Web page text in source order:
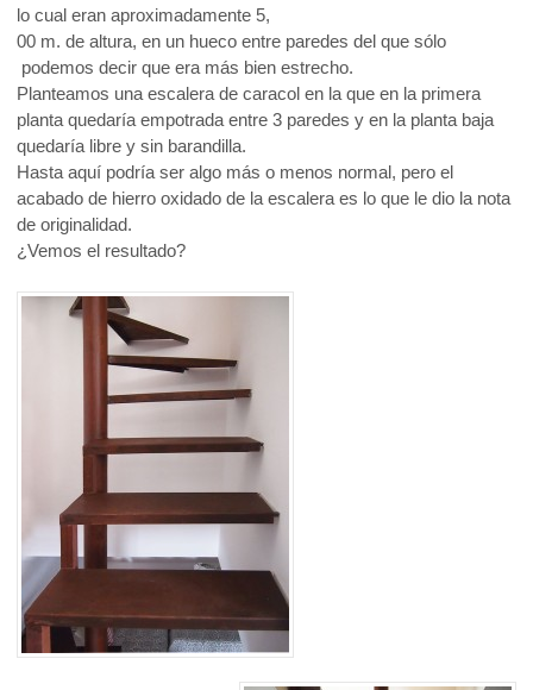
lo cual eran aproximadamente 5,
00 m. de altura, en un hueco entre paredes del que sólo
podemos decir que era más bien estrecho.
Planteamos una escalera de caracol en la que en la primera
planta quedaría empotrada entre 3 paredes y en la planta baja
quedaría libre y sin barandilla.
Hasta aquí podría ser algo más o menos normal, pero el
acabado de hierro oxidado de la escalera es lo que le dio la nota
de originalidad.
¿Vemos el resultado?